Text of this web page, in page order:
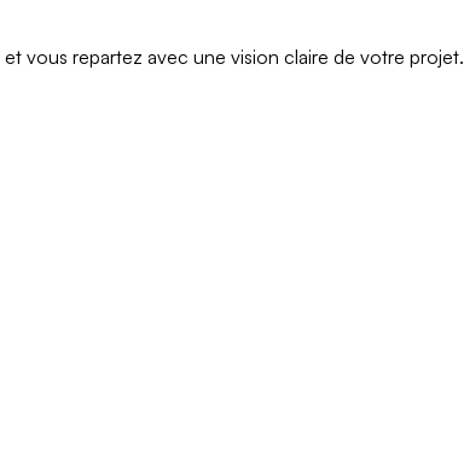
vous repartez avec une vision claire de votre projet.